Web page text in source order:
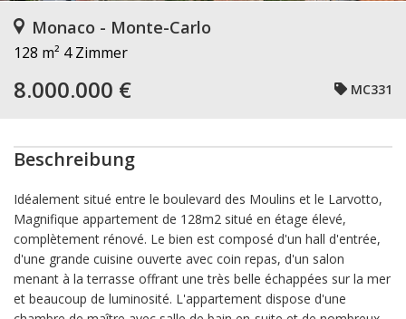
Monaco - Monte-Carlo
128 m² 4 Zimmer
8.000.000 € MC331
Beschreibung
Idéalement situé entre le boulevard des Moulins et le Larvotto,
Magnifique appartement de 128m2 situé en étage élevé,
complètement rénové. Le bien est composé d'un hall d'entrée,
d'une grande cuisine ouverte avec coin repas, d'un salon
menant à la terrasse offrant une très belle échappées sur la mer
et beaucoup de luminosité. L'appartement dispose d'une